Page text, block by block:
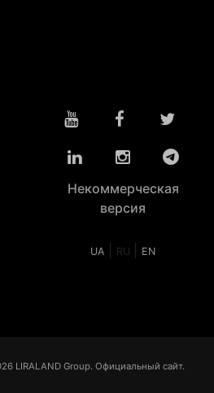
Некоммерческая
версия
UA RU EN
LIRALAND Group. Официальный сайт.